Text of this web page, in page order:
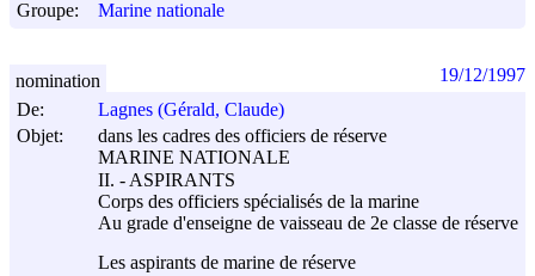
Groupe: Marine nationale
De:
Lagnes (Gérald, Claude)
Objet:
dans les cadres des officiers de réserve
MARINE NATIONALE
II. - ASPIRANTS
Corps des officiers spécialisés de la marine
Au grade d'enseigne de vaisseau de 2e classe de réserve
Les aspirants de marine de réserve
nomination 19/12/1997